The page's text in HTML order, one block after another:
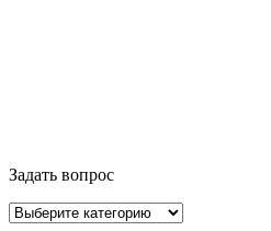
Задать вопрос